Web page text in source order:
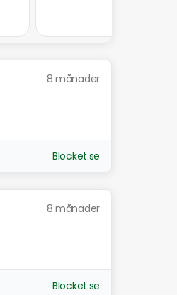
8 månader
Blocket.se
8 månader
Blocket.se